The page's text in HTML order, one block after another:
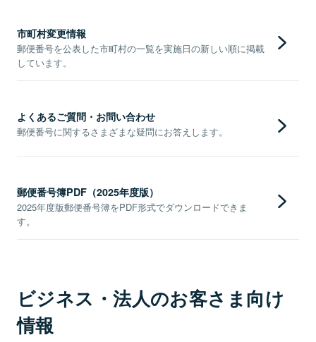
市町村変更情報
郵便番号を公表した市町村の一覧を実施日の新しい順に掲載
しています。
よくあるご質問・お問い合わせ
郵便番号に関するさまざまな疑問にお答えします。
郵便番号簿PDF（2025年度版）
2025年度版郵便番号簿をPDF形式でダウンロードできま
す。
ビジネス・法人のお客さま向け
情報